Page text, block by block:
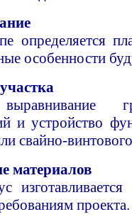
определяется
особенности
и устройство
свайно-
материалов
проекта.